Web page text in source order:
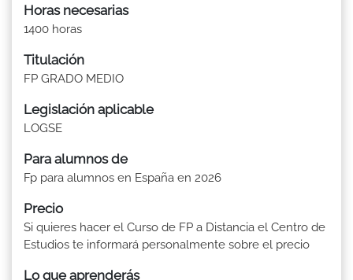
Horas necesarias
1400 horas
Titulación
FP GRADO MEDIO
Legislación aplicable
LOGSE
Para alumnos de
Fp para alumnos en España en 2026
Precio
Si quieres hacer el Curso de FP a Distancia el Centro de
Estudios te informará personalmente sobre el precio
Lo que aprenderás